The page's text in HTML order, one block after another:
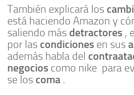
También explicará los
está haciendo Amazon y
saliendo más detractores ,
por las condiciones en sus
además habla del
negocios como nike para
se los coma .